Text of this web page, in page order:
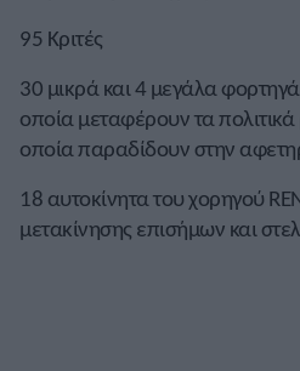
95 Κριτές
30 μικρά και 4 μεγάλα
οποία μεταφέρουν τα
οποία παραδίδουν στην
18 αυτοκίνητα του χορηγού
μετακίνησης επισήμων και